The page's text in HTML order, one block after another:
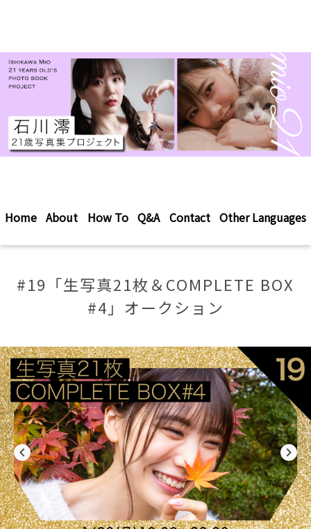
Home About How To Q&A Contact Other Languages
#19「生写真21枚＆COMPLETE BOX
#4」オークション
navigate_before navigate_next